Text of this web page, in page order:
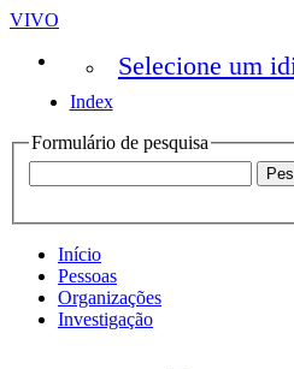
VIVO
Selecione um
Index
Formulário de pesquisa
Início
Pessoas
Organizações
Investigação